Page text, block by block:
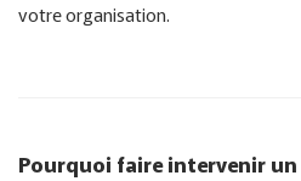
votre organisation.
Pourquoi faire intervenir un